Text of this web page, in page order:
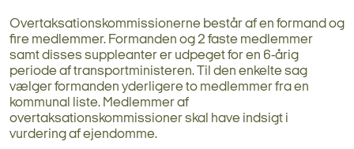
Overtaksationskommissionerne består af en formand og
fire medlemmer. Formanden og 2 faste medlemmer
samt disses suppleanter er udpeget for en 6-årig
periode af transportministeren. Til den enkelte sag
vælger formanden yderligere to medlemmer fra en
kommunal liste. Medlemmer af
overtaksationskommissioner skal have indsigt i
vurdering af ejendomme.